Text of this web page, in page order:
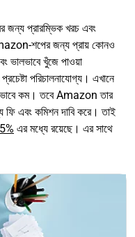
জন্য প্রারম্ভিক খরচ এবং
শপের জন্য প্রায় কোনও
ভালভাবে খুঁজে পাওয়া
পরিচালনাযোগ্য। এখানে
কম। তবে Amazon তার
ফি এবং কমিশন দাবি করে। তাই
এর মধ্যে রয়েছে। এর সাথে